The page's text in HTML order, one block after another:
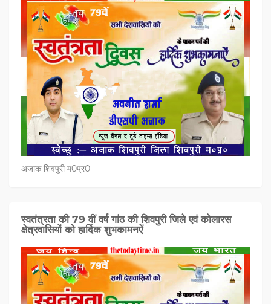
अजाक शिवपुरी म0प्र0
स्वतंत्रता की 79 वीं वर्ष गांठ की शिवपुरी जिले एवं कोलारस
क्षेत्रवासियों को हार्दिक शुभकामनऐं